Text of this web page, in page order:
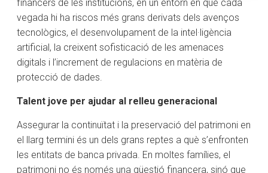
financers de les institucions, en un entorn en què cada
vegada hi ha riscos més grans derivats dels avenços
tecnològics, el desenvolupament de la intel·ligència
artificial, la creixent sofisticació de les amenaces
digitals i l’increment de regulacions en matèria de
protecció de dades.
Talent jove per ajudar al relleu generacional
Assegurar la continuïtat i la preservació del patrimoni en
el llarg termini és un dels grans reptes a què s’enfronten
les entitats de banca privada. En moltes famílies, el
patrimoni no és només una qüestió financera, sinó que